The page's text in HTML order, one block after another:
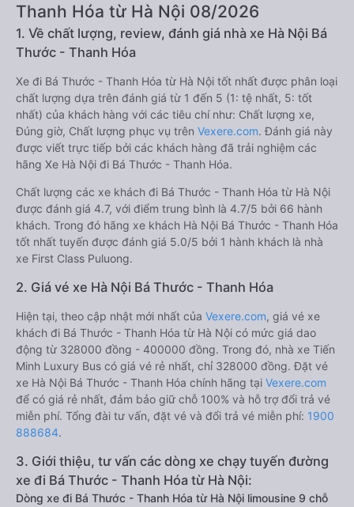
Thanh Hóa từ Hà Nội 08/2026
1. Về chất lượng, review, đánh giá nhà xe Hà Nội Bá
Thước - Thanh Hóa
Xe đi Bá Thước - Thanh Hóa từ Hà Nội tốt nhất được phân loại
chất lượng dựa trên đánh giá từ 1 đến 5 (1: tệ nhất, 5: tốt
nhất) của khách hàng với các tiêu chí như: Chất lượng xe,
Đúng giờ, Chất lượng phục vụ trên Vexere.com. Đánh giá này
được viết trực tiếp bởi các khách hàng đã trải nghiệm các
hãng Xe Hà Nội đi Bá Thước - Thanh Hóa.
Chất lượng các xe khách đi Bá Thước - Thanh Hóa từ Hà Nội
được đánh giá 4.7, với điểm trung bình là 4.7/5 bởi 66 hành
khách. Trong đó hãng xe khách Hà Nội Bá Thước - Thanh Hóa
tốt nhất tuyến được đánh giá 5.0/5 bởi 1 hành khách là nhà
xe First Class Puluong.
2. Giá vé xe Hà Nội Bá Thước - Thanh Hóa
Hiện tại, theo cập nhật mới nhất của Vexere.com, giá vé xe
khách đi Bá Thước - Thanh Hóa từ Hà Nội có mức giá dao
động từ 328000 đồng - 400000 đồng. Trong đó, nhà xe Tiến
Minh Luxury Bus có giá vé rẻ nhất, chỉ 328000 đồng. Đặt vé
xe Hà Nội Bá Thước - Thanh Hóa chính hãng tại Vexere.com
để có giá rẻ nhất, đảm bảo giữ chỗ 100% và hỗ trợ đổi trả vé
miễn phí. Tổng đài tư vấn, đặt vé và đổi trả vé miễn phí: 1900
888684.
3. Giới thiệu, tư vấn các dòng xe chạy tuyến đường
xe đi Bá Thước - Thanh Hóa từ Hà Nội:
Dòng xe đi Bá Thước - Thanh Hóa từ Hà Nội limousine 9 chỗ